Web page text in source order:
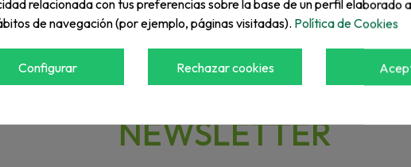
NEWSLETTER
relacionada con tus preferencias sobre la base de un perfil elaborado
de navegación (por ejemplo, páginas visitadas). Política de Cookies
Rechazar cookies
Configurar